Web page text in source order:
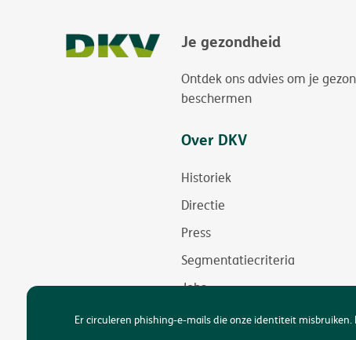
Je gezondheid
Ontdek ons advies om je
beschermen
Over DKV
Historiek
Directie
Press
Segmentatiecriteria
Jobs
Duurzaamheid
Er circuleren phishing-e-mails die onze identiteit